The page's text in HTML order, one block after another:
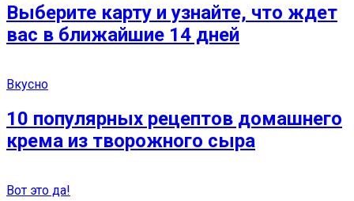
Выберите карту и узнайте, что ждет
вас в ближайшие 14 дней
Вкусно
10 популярных рецептов домашнего
крема из творожного сыра
Вот это да!